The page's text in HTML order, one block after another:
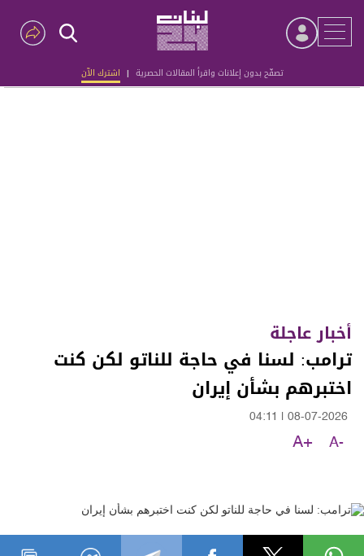
تصفّح بدون إعلانات واقرأ المقالات الحصرية | اشترك الآن
Advertisement
أخبار عاجلة
ترامب: لسنا في حاجة للناتو لكن كنت
اختبرهم بشأن إيران
08-07-2026
04:11
A-
A+